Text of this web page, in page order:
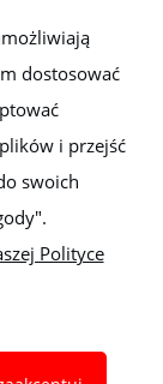
z nowościami i
214
dostosować
i przejść
swoich
Polityce